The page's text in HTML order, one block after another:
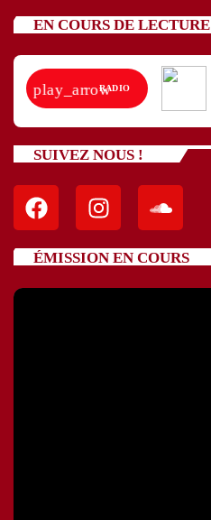
EN COURS DE LECTURE
play_arrowRADIO
SUIVEZ NOUS !
ÉMISSION EN COURS